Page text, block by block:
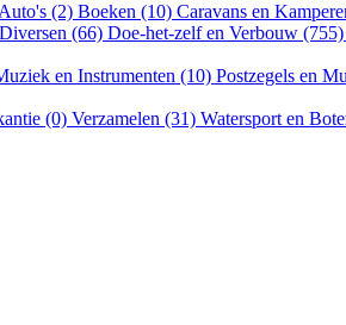
Auto's (2) Boeken (10) Caravans en
Diversen (66) Doe-het-zelf en Verbouw (755)
en Instrumenten (10) Postzegels en
(0) Verzamelen (31) Watersport en